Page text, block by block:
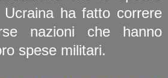
ha fatto correre
nazioni che hanno
spese militari.